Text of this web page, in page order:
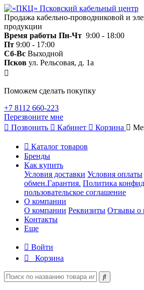
Продажа кабельно-проводниковой и
продукции
Время работы Пн-Чт 9:00 - 18:00
Пт 9:00 - 17:00
Сб-Вс Выходной
Псков ул. Рельсовая, д. 1а
Поможем сделать покупку
+7 8112 660-223
Перезвоните мне
Позвонить
Кабинет Корзина
Каталог товаров
Бренды
Как купить
Условия доставки Условия оплаты
обмен.Гарантия. Политика
пользовательское соглашение
О компании
О компании Реквизиты Отзывы о
Контакты
Еще
Войти
Корзина